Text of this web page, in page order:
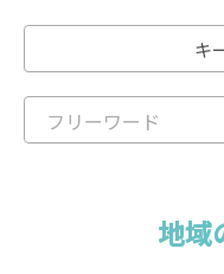
キ
地域